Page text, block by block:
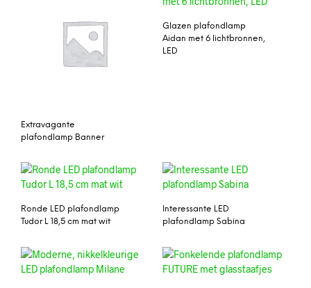
Extravagante
plafondlamp Banner
Glazen plafondlamp
Aidan met 6 lichtbronnen,
LED
Ronde LED plafondlamp
Tudor L 18,5 cm mat wit
Interessante LED
plafondlamp Sabina